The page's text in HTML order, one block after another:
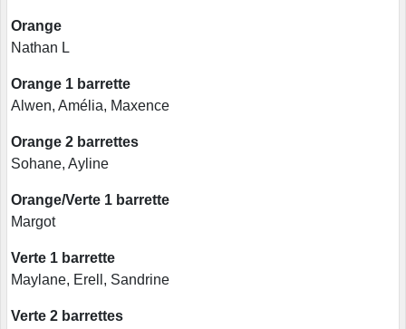
Orange
Nathan L
Orange 1 barrette
Alwen, Amélia, Maxence
Orange 2 barrettes
Sohane, Ayline
Orange/Verte 1 barrette
Margot
Verte 1 barrette
Maylane, Erell, Sandrine
Verte 2 barrettes